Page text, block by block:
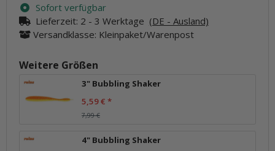
Sofort verfügbar
Lieferzeit: 2 - 3 Werktage (DE - Ausland)
Versandklasse: Kleinpaket/Warenpost
Weitere Größen
3" Bubbling Shaker
5,59 € *
7,99 €
4" Bubbling Shaker